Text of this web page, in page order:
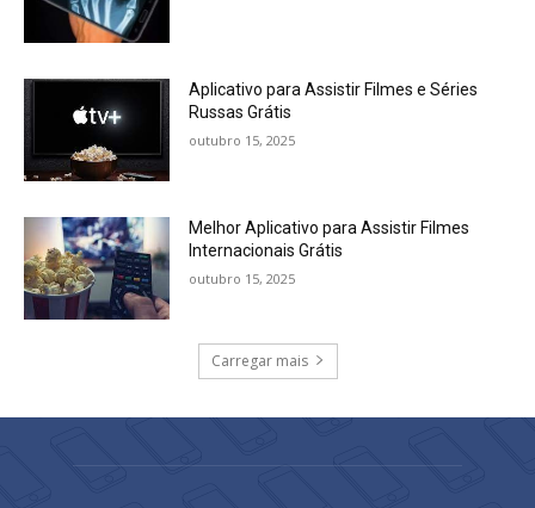
Aplicativo para Assistir Filmes e Séries
Russas Grátis
outubro 15, 2025
Melhor Aplicativo para Assistir Filmes
Internacionais Grátis
outubro 15, 2025
Carregar mais